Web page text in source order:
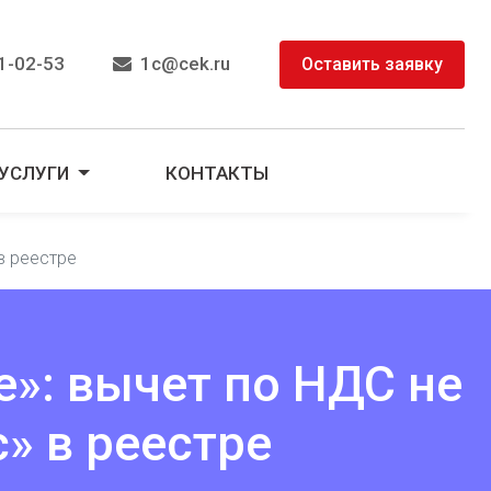
02-53 1c@cek.ru Оставить заявку
КОНТАКТЫ
реестре
вычет по НДС не
в реестре